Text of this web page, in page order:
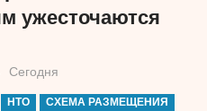
ужесточаются
Сегодня
НТО
СХЕМА РАЗМЕЩЕНИЯ